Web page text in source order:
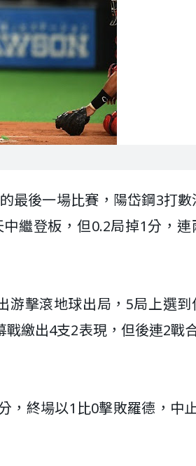
最後一場比賽，陽岱鋼3打數
繼登板，但0.2局掉1分，連
游擊滾地球出局，5局上選到
繳出4支2表現，但後連2戰
，終場以1比0擊敗羅德，中